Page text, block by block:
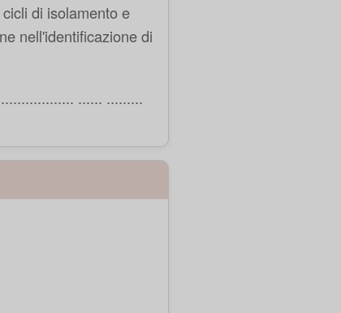
di isolamento e
nell'identificazione di
...... .........